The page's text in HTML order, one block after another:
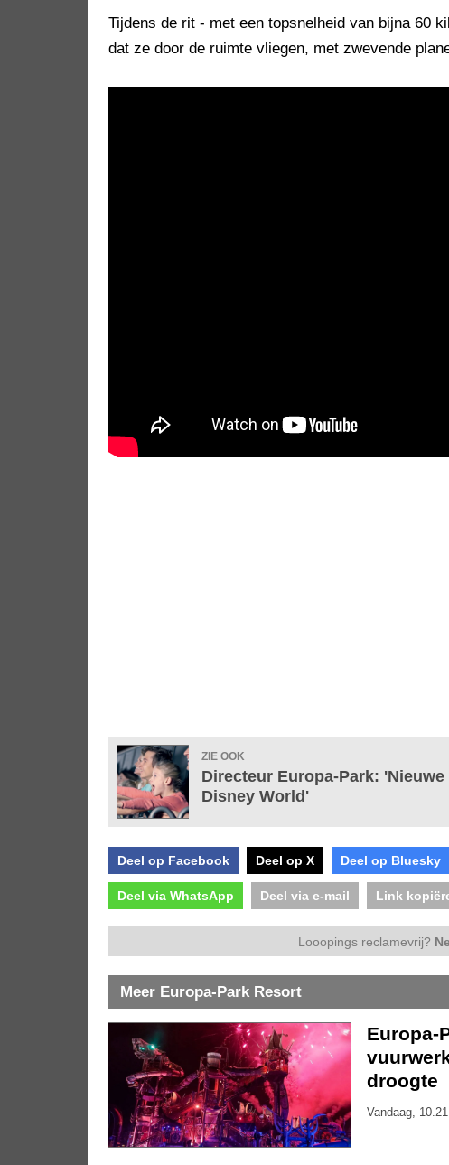
Tijdens de rit - met een topsnelheid van bijna 60
dat ze door de ruimte vliegen, met zwevende
ZIE OOK
Directeur Europa-Park:
Disney World'
Deel op Facebook Deel op X Deel op Bluesky
Deel via WhatsApp Deel via e-mail Link
Looopings reclamevrij?
Meer Europa-Park Resort
Europa-
droogte
Vandaag,